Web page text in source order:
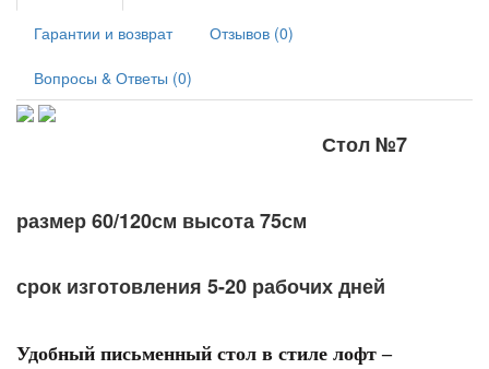
Гарантии и возврат Отзывов (0)
Вопросы & Ответы (0)
Стол №7
размер 60/120см высота 75см
срок изготовления 5-20 рабочих дней
Удобный письменный стол в стиле лофт –